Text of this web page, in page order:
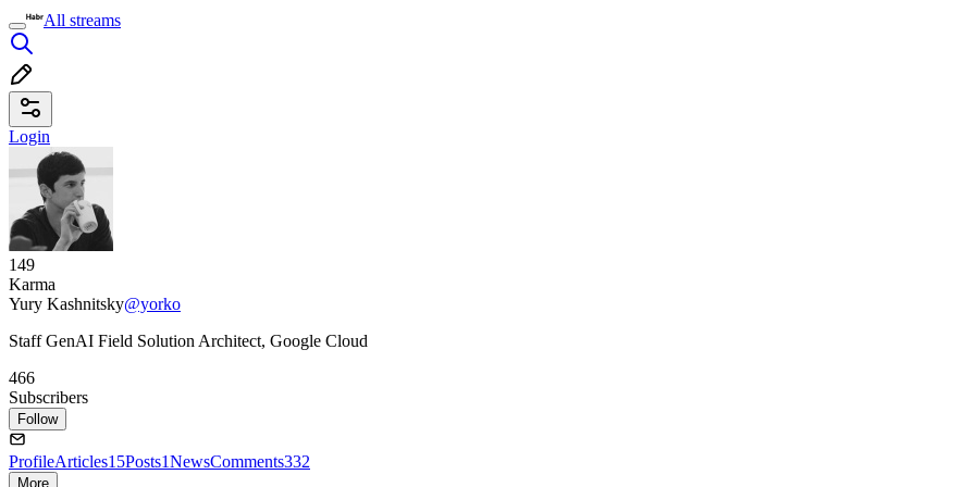
All streams
Login
149
Karma
Yury Kashnitsky@yorko
Staff GenAI Field Solution Architect, Google Cloud
466
Subscribers
Follow
ProfileArticles15Posts1NewsComments332
More